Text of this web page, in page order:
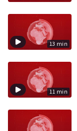
13 min
11 min